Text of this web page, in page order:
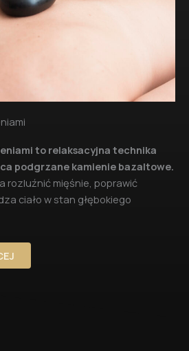
to relaksacyjna technika
podgrzane kamienie bazaltowe.
rozluźnić mięśnie, poprawić
ciało w stan głębokiego